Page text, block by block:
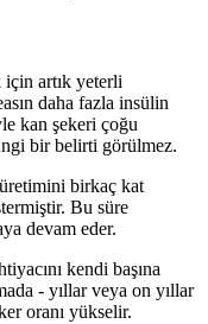
artık yeterli
daha fazla insülin
kan şekeri çoğu
bir belirti görülmez.
birkaç kat
Bu süre
devam eder.
kendi başına
- yıllar veya on yıllar
oranı yükselir.